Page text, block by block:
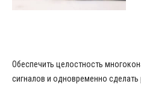
Обеспечить целостность
сигналов и одновременно